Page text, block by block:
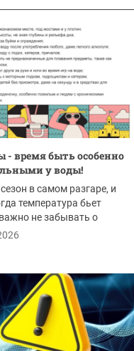
- время быть особенно
у воды!
в самом разгаре, и
температура бьет
не забывать о
Отдых у...